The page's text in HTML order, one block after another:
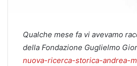
Qualche mese fa vi avevamo
della Fondazione Guglielmo
nuova-ricerca-storica-andrea-